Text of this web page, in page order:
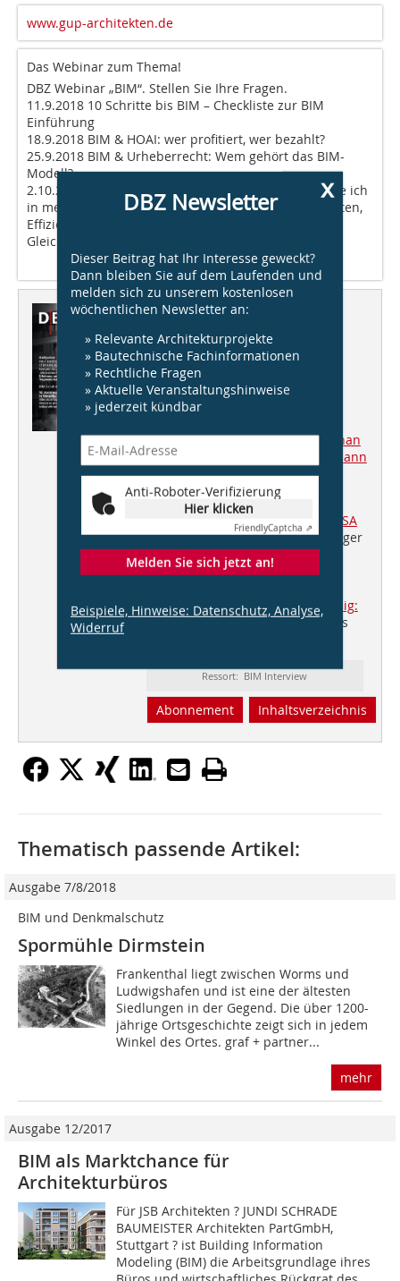
www.gup-architekten.de
Das Webinar zum Thema!
DBZ Webinar „BIM“. Stellen Sie Ihre Fragen.
11.9.2018 10 Schritte bis BIM – Checkliste zur BIM
Einführung
18.9.2018 BIM & HOAI: wer profitiert, wer bezahlt?
25.9.2018 BIM & Urheberrecht: Wem gehört das BIM-
Modell?
2.10.2018 Qualifikation der Mitarbeiter: Wen brauche ich
in meinem Team? 9.10.2018 BIM im Praxischeck: Kosten,
Effizienz, Zufriedenheit
Gleich anmelden unter
Dieser Artikel erschien in
DBZ 7/8/2018
Tragwerk
Ralf Hartmann-Linden und Stephan
Adelberg, Kempen Krause Hartmann
„Besonders sind Projekte mit
schönem Kraftfluss“
Trumpf Smart Factory, Chicago/USA
Knippers Helbig & Barkow Leibinger
Architekten
16. Architekturbiennale in Venedig:
Alles ist erlaubt für alle, denen es
Ressort: BIM Interview
Abonnement Inhaltsverzeichnis
x
DBZ Newsletter
Dieser Beitrag hat Ihr Interesse geweckt?
Dann bleiben Sie auf dem Laufenden und
melden sich zu unserem kostenlosen
wöchentlichen Newsletter an:
» Relevante Architekturprojekte
» Bautechnische Fachinformationen
» Rechtliche Fragen
» Aktuelle Veranstaltungshinweise
» jederzeit kündbar
Anti-Roboter-Verifizierung
Hier klicken
FriendlyCaptcha ⇗
Melden Sie sich jetzt an!
Beispiele, Hinweise: Datenschutz, Analyse,
Widerruf
Thematisch passende Artikel:
Ausgabe 7/8/2018
BIM und Denkmalschutz
Spormühle Dirmstein
Frankenthal liegt zwischen Worms und
Ludwigshafen und ist eine der ältesten
Siedlungen in der Gegend. Die über 1200-
jährige Ortsgeschichte zeigt sich in jedem
Winkel des Ortes. graf + partner...
mehr
Ausgabe 12/2017
BIM als Marktchance für
Architekturbüros
Für JSB Architekten ? JUNDI SCHRADE
BAUMEISTER Architekten PartGmbH,
Stuttgart ? ist Building Information
Modeling (BIM) die Arbeitsgrundlage ihres